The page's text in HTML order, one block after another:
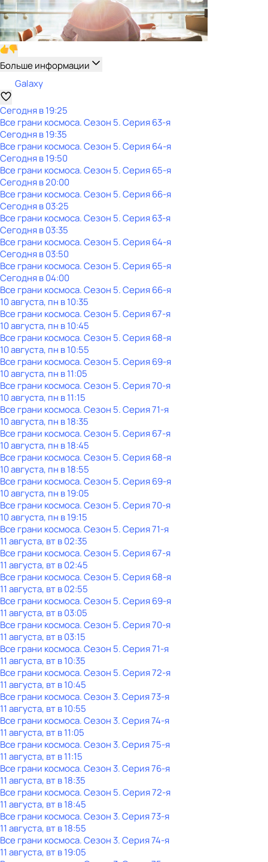
Больше информации
Galaxy
Сегодня в 19:25
Все грани космоса. Сезон 5. Серия 63-я
Сегодня в 19:35
Все грани космоса. Сезон 5. Серия 64-я
Сегодня в 19:50
Все грани космоса. Сезон 5. Серия 65-я
Сегодня в 20:00
Все грани космоса. Сезон 5. Серия 66-я
Сегодня в 03:25
Все грани космоса. Сезон 5. Серия 63-я
Сегодня в 03:35
Все грани космоса. Сезон 5. Серия 64-я
Сегодня в 03:50
Все грани космоса. Сезон 5. Серия 65-я
Сегодня в 04:00
Все грани космоса. Сезон 5. Серия 66-я
10 августа, пн в 10:35
Все грани космоса. Сезон 5. Серия 67-я
10 августа, пн в 10:45
Все грани космоса. Сезон 5. Серия 68-я
10 августа, пн в 10:55
Все грани космоса. Сезон 5. Серия 69-я
10 августа, пн в 11:05
Все грани космоса. Сезон 5. Серия 70-я
10 августа, пн в 11:15
Все грани космоса. Сезон 5. Серия 71-я
10 августа, пн в 18:35
Все грани космоса. Сезон 5. Серия 67-я
10 августа, пн в 18:45
Все грани космоса. Сезон 5. Серия 68-я
10 августа, пн в 18:55
Все грани космоса. Сезон 5. Серия 69-я
10 августа, пн в 19:05
Все грани космоса. Сезон 5. Серия 70-я
10 августа, пн в 19:15
Все грани космоса. Сезон 5. Серия 71-я
11 августа, вт в 02:35
Все грани космоса. Сезон 5. Серия 67-я
11 августа, вт в 02:45
Все грани космоса. Сезон 5. Серия 68-я
11 августа, вт в 02:55
Все грани космоса. Сезон 5. Серия 69-я
11 августа, вт в 03:05
Все грани космоса. Сезон 5. Серия 70-я
11 августа, вт в 03:15
Все грани космоса. Сезон 5. Серия 71-я
11 августа, вт в 10:35
Все грани космоса. Сезон 5. Серия 72-я
11 августа, вт в 10:45
Все грани космоса. Сезон 3. Серия 73-я
11 августа, вт в 10:55
Все грани космоса. Сезон 3. Серия 74-я
11 августа, вт в 11:05
Все грани космоса. Сезон 3. Серия 75-я
11 августа, вт в 11:15
Все грани космоса. Сезон 3. Серия 76-я
11 августа, вт в 18:35
Все грани космоса. Сезон 5. Серия 72-я
11 августа, вт в 18:45
Все грани космоса. Сезон 3. Серия 73-я
11 августа, вт в 18:55
Все грани космоса. Сезон 3. Серия 74-я
11 августа, вт в 19:05